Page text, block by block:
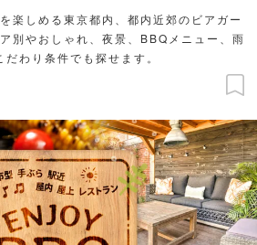
楽しめる東京都内、都内近郊のビアガー
別やおしゃれ、夜景、BBQメニュー、雨
わり条件でも探せます。